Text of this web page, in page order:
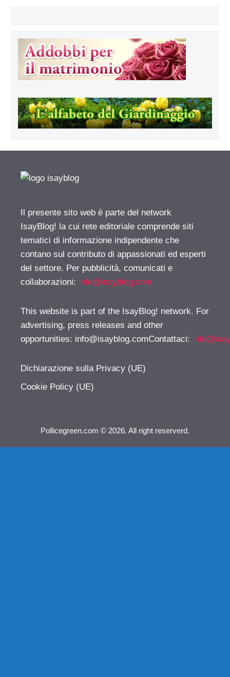
Il presente sito web è parte del network
IsayBlog! la cui rete editoriale comprende siti
tematici di informazione indipendente che
contano sul contributo di appassionati ed esperti
del settore. Per pubblicità, comunicati e
collaborazioni: info@isayblog.com
This website is part of the IsayBlog! network. For
advertising, press releases and other
opportunities: info@isayblog.comContattaci:
Dichiarazione sulla Privacy (UE)
Cookie Policy (UE)
Pollicegreen.com © 2026. All right reserverd.